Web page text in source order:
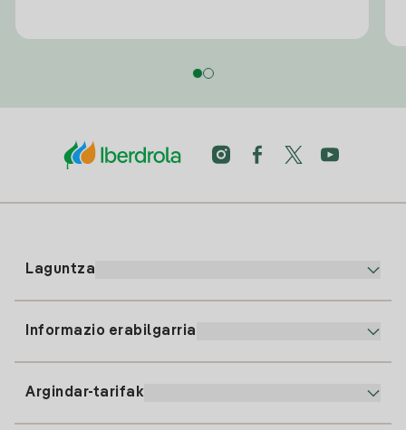
Laguntza
Informazio erabilgarria
Argindar-tarifak